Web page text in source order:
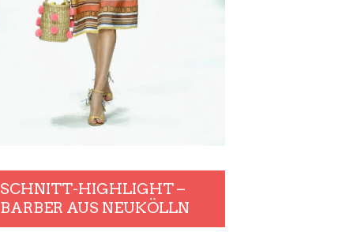
SCHNITT-HIGHLIGHT –
BARBER AUS NEUKÖLLN